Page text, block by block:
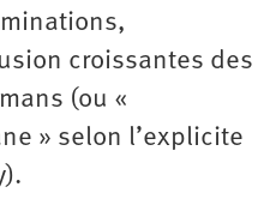
croissantes des
(ou «
» selon l’explicite